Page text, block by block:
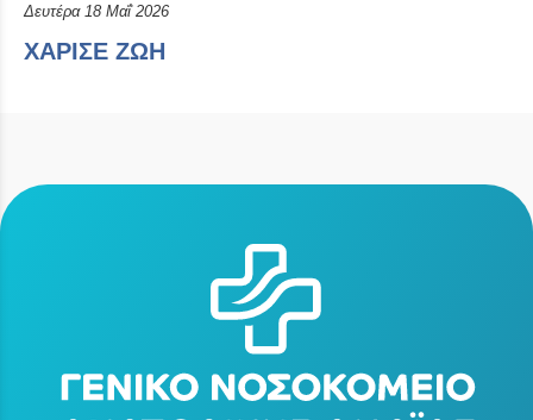
Δευτέρα 18 Μαΐ 2026
ΧΑΡΙΣΕ ΖΩΗ